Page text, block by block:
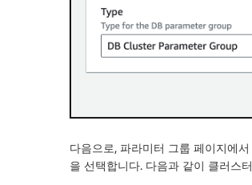
다음으로, 파라미터 그룹 페이지에
을 선택합니다. 다음과 같이 클러스